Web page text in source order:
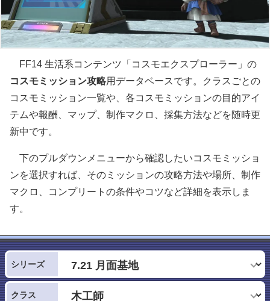
FF14 生活系コンテンツ「コスモエクスプローラー」の
コスモミッション攻略用データベースです。クラスごとの
コスモミッション一覧や、各コスモミッションの目的アイ
テムや報酬、マップ、制作マクロ、採集方法などを随時更
新中です。
下のプルダウンメニューから確認したいコスモミッショ
ンを選択すれば、そのミッションの攻略方法や場所、制作
マクロ、コンプリートの条件やコツなど詳細を表示しま
す。
シリーズ
クラス